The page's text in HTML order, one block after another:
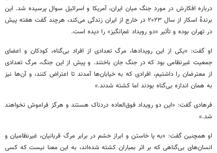
درباره افکارش در مورد جنگ میان ایران، آمریکا و اسرائیل سوال پرسیده شد. این
برندۀ اسکار از سال ۲۰۲۳ در خارج از ایران زندگی می‌کند، هرچند گفت هفته پیش
در تهران بوده و تأثیر «دو رویداد غم‌انگیز» را دیده است.
او گفت: «یکی از این رویدادها، مرگ تعدادی از افراد بی‌گناه، کودکان و اعضای
جمعیت غیرنظامی بود که در جنگ جان باختند. و پیش از این جنگ، مرگ تعدادی
از معترضان را داشتیم، افرادی که به خیابان‌ها آمدند تا اعتراض کنند، و آن‌ها نیز
به همان اندازه بی‌گناه بودند اما کشته شدند.»
فرهادی گفت: «این دو رویداد فوق‌العاده دردناک هستند و هرگز فراموش نخواهند
شد.»
او همچنین گفت: «به پا خاستن و ابراز خشم در برابر مرگ قربانیان، غیرنظامیان و
انسان‌های بی‌گناهی که بر اثر بمباران کشته شده‌اند، به این معنا نیست که کسی